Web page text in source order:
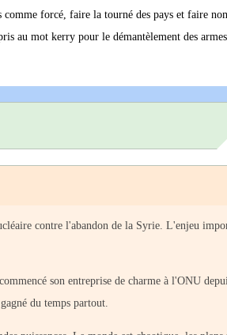
forcé, faire la tourné des pays et faire
au mot kerry pour le démantèlement des
contre l'abandon de la Syrie. L'enjeu
son entreprise de charme à l'ONU
du temps partout.